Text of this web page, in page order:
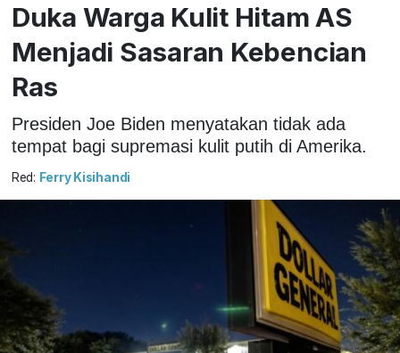
Duka Warga Kulit Hitam AS
Menjadi Sasaran Kebencian
Ras
Presiden Joe Biden menyatakan tidak ada
tempat bagi supremasi kulit putih di Amerika.
Red: Ferry Kisihandi